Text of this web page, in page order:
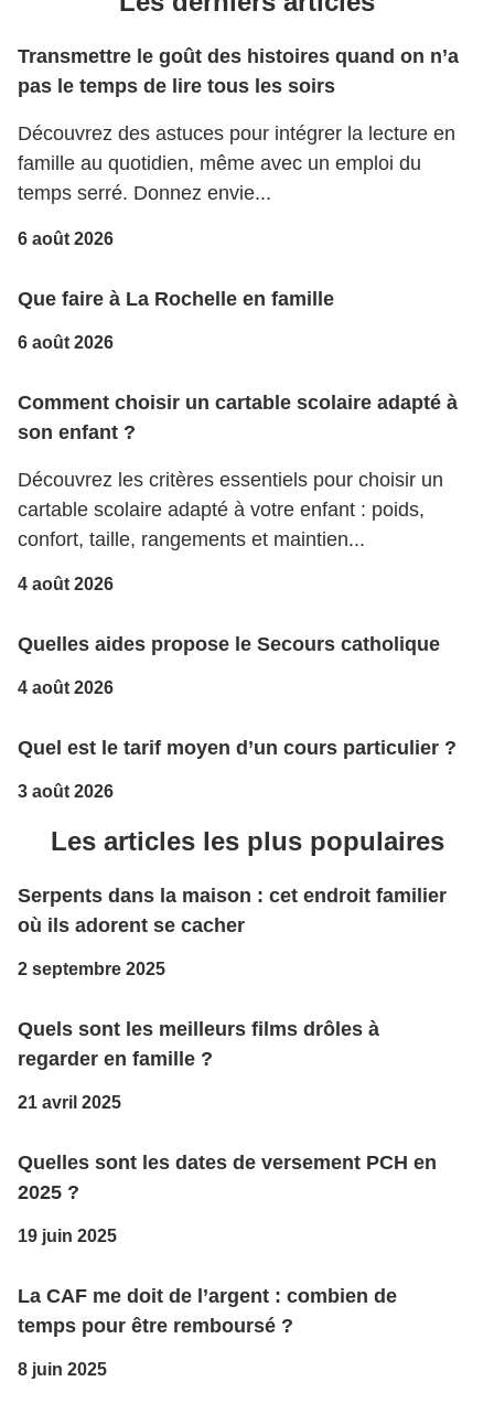
Transmettre le goût des histoires quand on n’a
pas le temps de lire tous les soirs
Découvrez des astuces pour intégrer la lecture en
famille au quotidien, même avec un emploi du
temps serré. Donnez envie...
6 août 2026
Que faire à La Rochelle en famille
6 août 2026
Comment choisir un cartable scolaire adapté à
son enfant ?
Découvrez les critères essentiels pour choisir un
cartable scolaire adapté à votre enfant : poids,
confort, taille, rangements et maintien...
4 août 2026
Quelles aides propose le Secours catholique
4 août 2026
Quel est le tarif moyen d’un cours particulier ?
3 août 2026
Les articles les plus populaires
Serpents dans la maison : cet endroit familier
où ils adorent se cacher
2 septembre 2025
Quels sont les meilleurs films drôles à
regarder en famille ?
21 avril 2025
Quelles sont les dates de versement PCH en
2025 ?
19 juin 2025
La CAF me doit de l’argent : combien de
temps pour être remboursé ?
8 juin 2025